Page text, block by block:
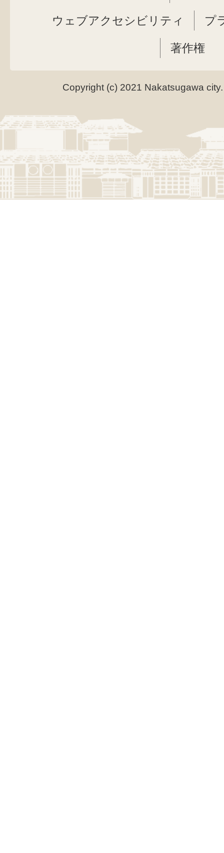
ウェブアクセシビリティ プ
著作権
Copyright (c) 2021 Nakatsugawa